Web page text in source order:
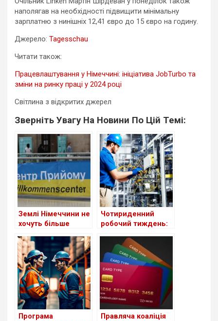
наполягав на необхідності підвищити мінімальну
зарплатню з нинішніх 12,41 євро до 15 євро на годину.
Джерело: Tagesschau
Читати також:
Працевлаштування у Німеччині: ініціатива JobTurbo та
зміни на ринку праці у 2024 році
Світлина з відкритих джерел
Зверніть Увагу На Новини По Цій Темі:
Землі Німеччини не
хочуть більше
українських
біженців
Чотириденний
робочий тиждень:
Німеччині
Програма
Правляча коаліція